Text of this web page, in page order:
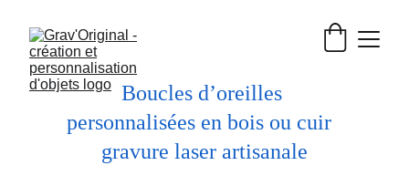
Boucles d’oreilles
personnalisées en bois ou cuir
gravure laser artisanale